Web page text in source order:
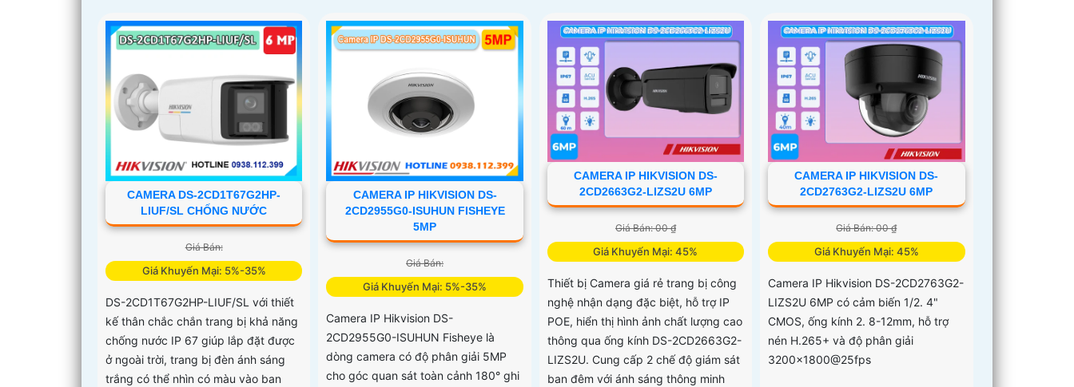
CAMERA DS-2CD1T67G2HP-
LIUF/SL CHỐNG NƯỚC
Giá Bán:
Giá Khuyến Mại: 5%-35%
DS-2CD1T67G2HP-LIUF/SL với thiết
kế thân chắc chắn trang bị khả năng
chống nước IP 67 giúp lắp đặt được
ở ngoài trời, trang bị đèn ánh sáng
trắng có thể nhìn có màu vào ban
CAMERA IP HIKVISION DS-
2CD2955G0-ISUHUN FISHEYE
5MP
Giá Bán:
Giá Khuyến Mại: 5%-35%
Camera IP Hikvision DS-
2CD2955G0-ISUHUN Fisheye là
dòng camera có độ phân giải 5MP
cho góc quan sát toàn cảnh 180° ghi
CAMERA IP HIKVISION DS-
2CD2663G2-LIZS2U 6MP
Giá Bán: 00 ₫
Giá Khuyến Mại: 45%
Thiết bị Camera giá rẻ trang bị công
nghệ nhận dạng đặc biệt, hỗ trợ IP
POE, hiển thị hình ảnh chất lượng cao
thông qua ống kính DS-2CD2663G2-
LIZS2U. Cung cấp 2 chế độ giám sát
ban đêm với ánh sáng thông minh
CAMERA IP HIKVISION DS-
2CD2763G2-LIZS2U 6MP
Giá Bán: 00 ₫
Giá Khuyến Mại: 45%
Camera IP Hikvision DS-2CD2763G2-
LIZS2U 6MP có cảm biến 1/2. 4"
CMOS, ống kính 2. 8-12mm, hỗ trợ
nén H.265+ và độ phân giải
3200x1800@25fps